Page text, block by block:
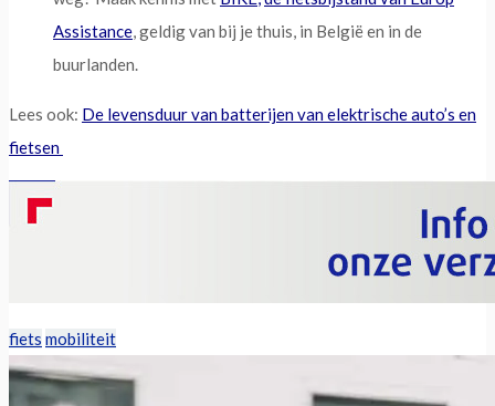
Assistance, geldig van bij je thuis, in België en in de
buurlanden.
Lees ook: De levensduur van batterijen van elektrische auto’s en
fietsen
fiets mobiliteit